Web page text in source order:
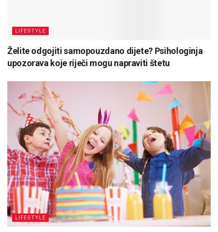
LIFESTYLE
Želite odgojiti samopouzdano dijete? Psihologinja
upozorava koje riječi mogu napraviti štetu
LIFESTYLE